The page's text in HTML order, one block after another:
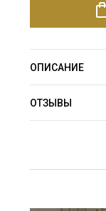
ОПИСАНИЕ
ОТЗЫВЫ